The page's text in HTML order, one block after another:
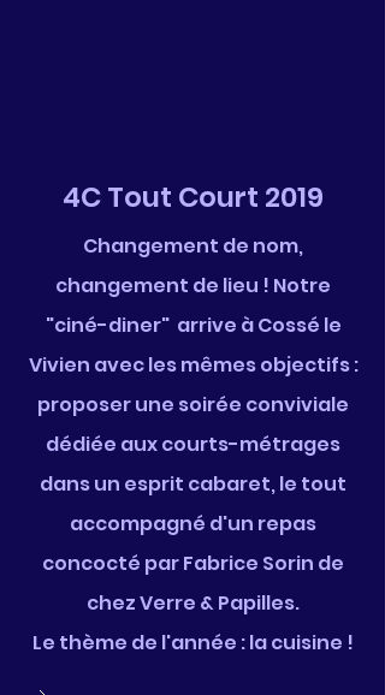
4C Tout Court 2019
Changement de nom,
changement de lieu ! Notre
"ciné-diner" arrive à Cossé le
Vivien avec les mêmes objectifs :
proposer une soirée conviviale
dédiée aux courts-métrages
dans un esprit cabaret, le tout
accompagné d'un repas
concocté par Fabrice Sorin de
chez Verre & Papilles.
Le thème de l'année : la cuisine !